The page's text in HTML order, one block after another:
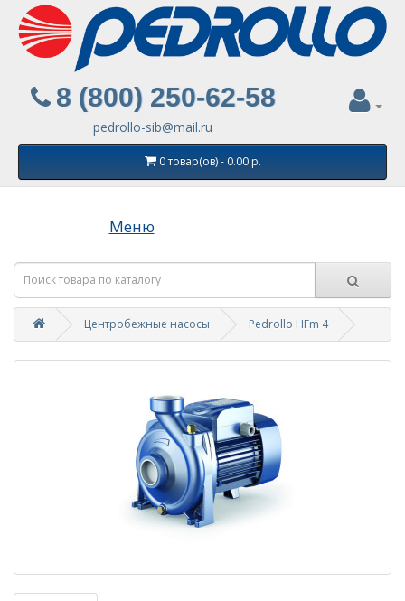
8 (800) 250-62-58
pedrollo-sib@mail.ru
0 товар(ов) - 0.00 р.
Меню
Центробежные насосы Pedrollo HFm 4